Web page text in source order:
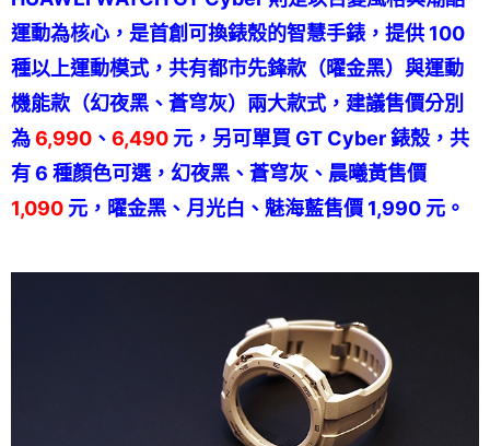
運動為核心，是首創可換錶殼的智慧手錶，提供 100
種以上運動模式，共有都市先鋒款（曜金黑）與運動
機能款（幻夜黑、蒼穹灰）兩大款式，建議售價分別
為6,990 、 6,490 元，另可單買 GT Cyber 錶殼，共
有 6 種顏色可選，幻夜黑、蒼穹灰、晨曦黃售價
1,090 元，曜金黑、月光白、魅海藍售價 1,990 元。